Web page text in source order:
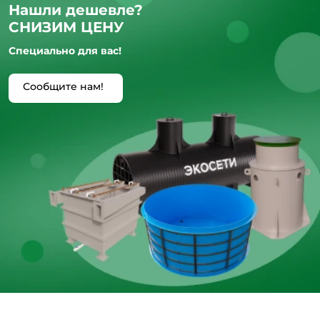
Нашли дешевле?
СНИЗИМ ЦЕНУ
Специально для вас!
Сообщите нам!